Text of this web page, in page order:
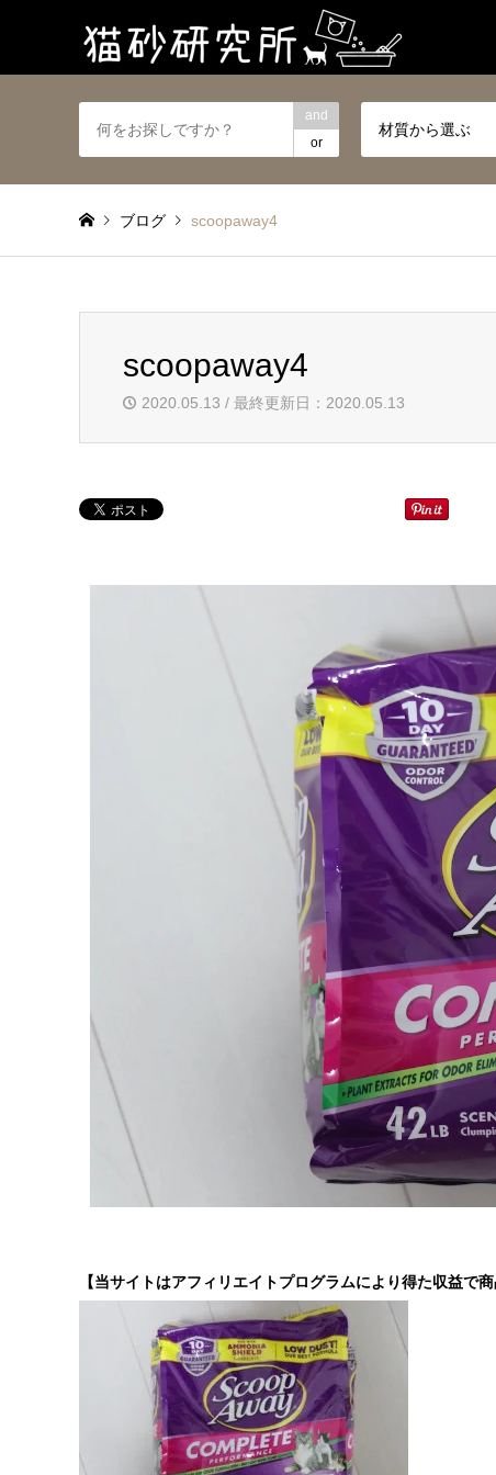
and
or
材質から選ぶ
ブログ scoopaway4
scoopaway4
2020.05.13 / 最終更新日：2020.05.13
【当サイトはアフィリエイトプログラムにより得た収益で